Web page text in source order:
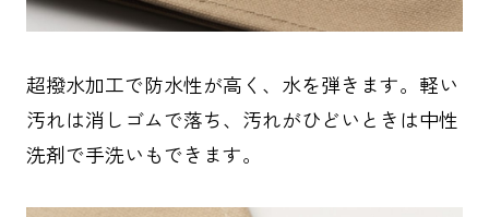
超撥水加工で防水性が高く、水を弾きます。軽い
汚れは消しゴムで落ち、汚れがひどいときは中性
洗剤で手洗いもできます。